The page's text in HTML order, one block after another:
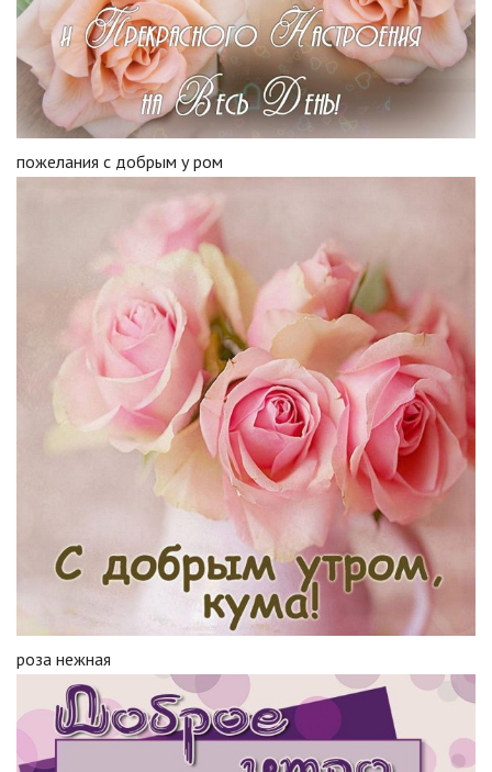
пожелания с добрым у ром
роза нежная